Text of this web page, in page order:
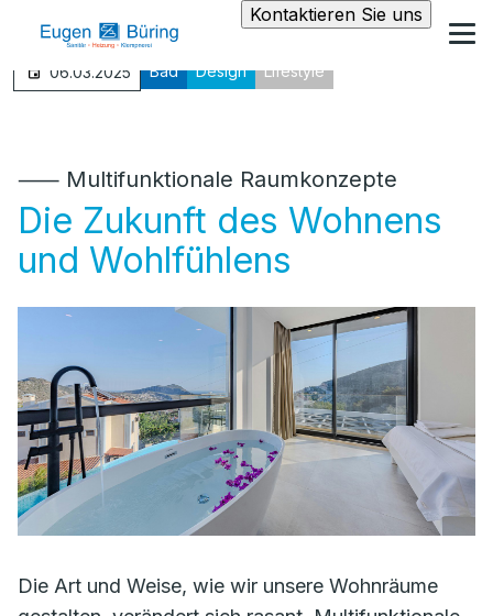
Kontaktieren Sie uns
06.03.2025 Bad Design Lifestyle
⸺ Multifunktionale Raumkonzepte
Die Zukunft des Wohnens
und Wohlfühlens
Die Art und Weise, wie wir unsere Wohnräume